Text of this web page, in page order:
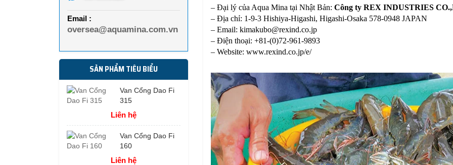
– Đại lý của Aqua Mina tại Nhật Bản: Công ty REX INDUSTRIES
– Địa chỉ: 1-9-3 Hishiya-Higashi, Higashi-Osaka 578-0948 JAPAN
– Email: kimakubo@rexind.co.jp
– Điện thoại: +81-(0)72-961-9893
– Website: www.rexind.co.jp/e/
Email :
oversea@aquamina.com.vn
SẢN PHẨM TIÊU BIỂU
Van Cổng Dao Fi
315
Liên hệ
Van Cổng Dao Fi
160
Liên hệ